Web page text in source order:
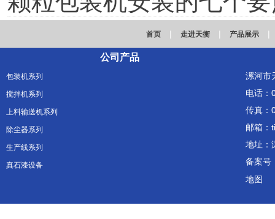
首页 | 走进天衡 | 产品展示 |
公司产品
包装机系列
搅拌机系列
上料输送机系列
除尘器系列
生产线系列
真石漆设备
漯河市
电话：
传真：
邮箱：
地址：
备案号
地图